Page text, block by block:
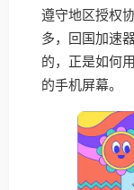
遵守地区授权
多，回国加速
的，正是如何
的手机屏幕。